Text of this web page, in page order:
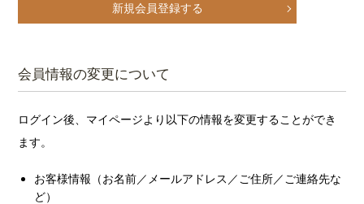
新規会員登録する
会員情報の変更について
ログイン後、マイページより以下の情報を変更することができ
ます。
お客様情報（お名前／メールアドレス／ご住所／ご連絡先な
ど）